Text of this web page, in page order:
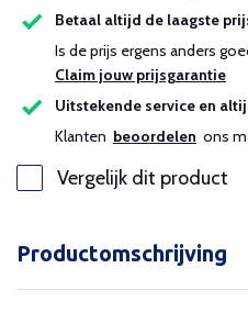
Betaal altijd de laagste
Is de prijs ergens anders
Claim jouw prijsgarantie
Uitstekende service en
Klanten beoordelen ons
Vergelijk dit product
Productomschrijving